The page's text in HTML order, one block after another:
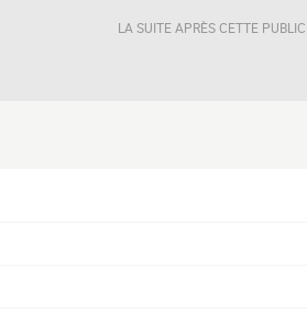
LA SUITE APRÈS CETTE